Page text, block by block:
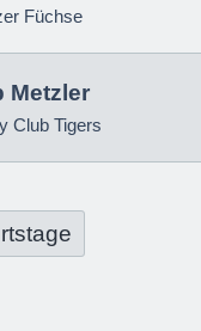
Füchse
Metzler
Club Tigers